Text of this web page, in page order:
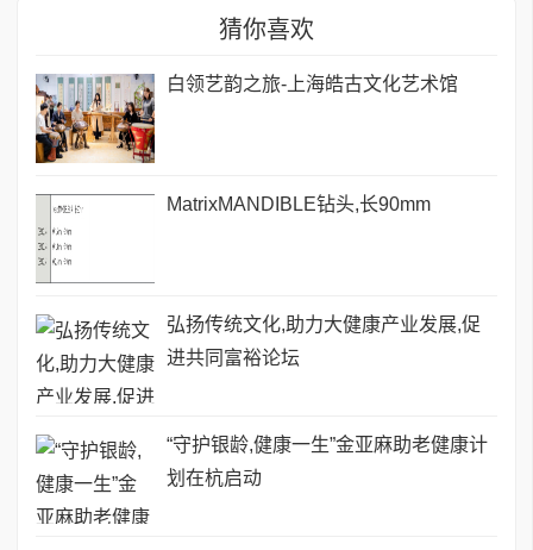
猜你喜欢
白领艺韵之旅-上海皓古文化艺术馆
MatrixMANDIBLE钻头,长90mm
弘扬传统文化,助力大健康产业发展,促
进共同富裕论坛
“守护银龄,健康一生”金亚麻助老健康计
划在杭启动